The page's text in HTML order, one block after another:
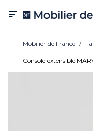
Mobilier de France
Console extensible